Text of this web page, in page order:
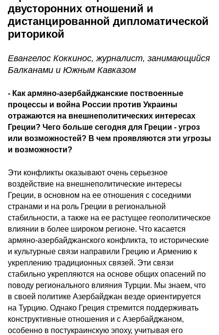
двусторонних отношений и
дистанцированной дипломатической
риторикой
Евангелос Коккинос, журналист, занимающийся
Балканами и Южным Кавказом
- Как армяно-азербайджанские поствоенные
процессы и война России против Украины
отражаются на внешнеполитических интересах
Греции? Чего больше сегодня для Греции - угроз
или возможностей? В чем проявляются эти угрозы
и возможности?
Эти конфликты оказывают очень серьезное
воздействие на внешнеполитические интересы
Греции, в основном на ее отношения с соседними
странами и на роль Греции в региональной
стабильности, а также на ее растущее геополитическое
влиянии в более широком регионе. Что касается
армяно-азербайджанского конфликта, то исторические
и культурные связи направили Грецию и Армению к
укреплению традиционных связей. Эти связи
стабильно укрепляются на основе общих опасений по
поводу регионального влияния Турции. Мы знаем, что
в своей политике Азербайджан везде ориентируется
на Турцию. Однако Греция стремится поддерживать
конструктивные отношения и с Азербайджаном,
особенно в постукраинскую эпоху, учитывая его